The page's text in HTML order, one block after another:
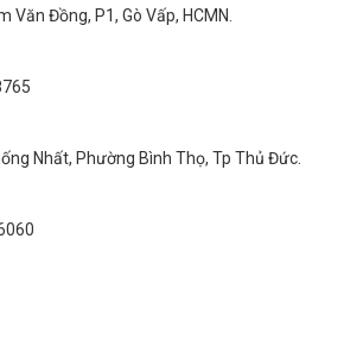
Văn Đồng, P1, Gò Vấp, HCMN.
Nhất, Phường Bình Thọ, Tp Thủ Đức.